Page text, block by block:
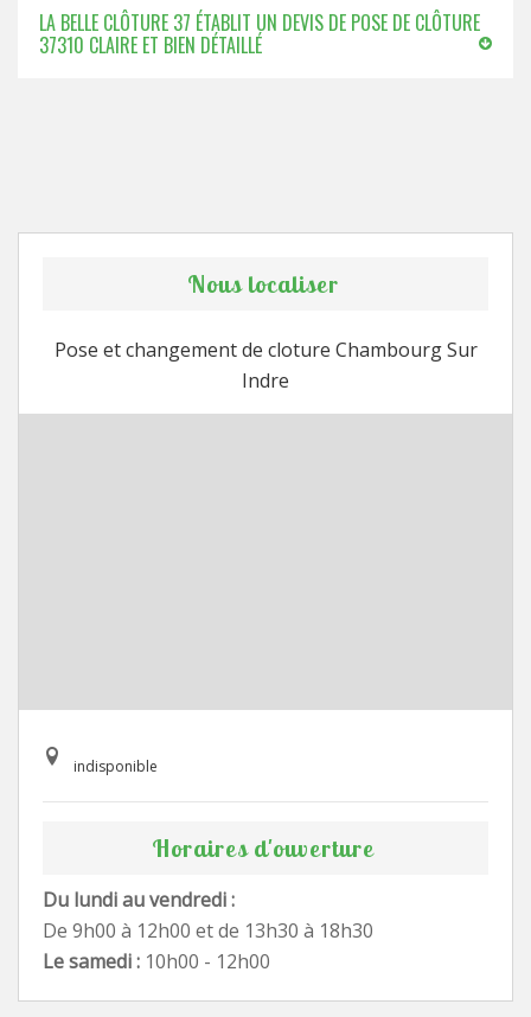
LA BELLE CLÔTURE 37 ÉTABLIT UN DEVIS DE POSE DE CLÔTURE
37310 CLAIRE ET BIEN DÉTAILLÉ
Nous localiser
Pose et changement de cloture Chambourg Sur
Indre
indisponible
Horaires d'ouverture
Du lundi au vendredi :
De 9h00 à 12h00 et de 13h30 à 18h30
Le samedi : 10h00 - 12h00